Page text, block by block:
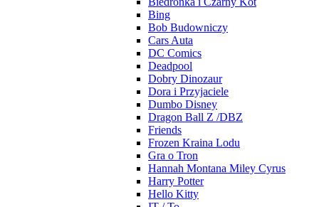
Bing
Bob Budowniczy
Cars Auta
DC Comics
Deadpool
Dobry Dinozaur
Dora i Przyjaciele
Dumbo Disney
Dragon Ball Z /DBZ
Friends
Frozen Kraina Lodu
Gra o Tron
Hannah Montana Miley Cyrus
Harry Potter
Hello Kitty